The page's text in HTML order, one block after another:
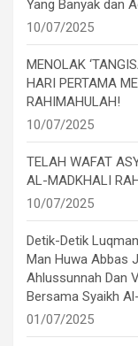
Yang Banyak dan
10/07/2025
MENOLAK
HARI PERTAMA
RAHIMAHULAH!
10/07/2025
TELAH WAFAT
AL-MADKHALI
10/07/2025
Detik-Detik
Man Huwa Abbas
Ahlussunnah Dan
Bersama Syaikh
01/07/2025